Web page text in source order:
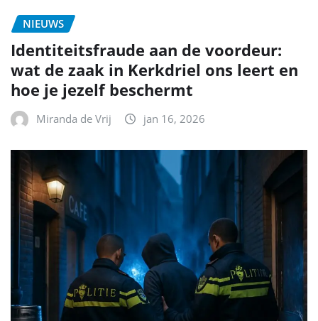
NIEUWS
Identiteitsfraude aan de voordeur:
wat de zaak in Kerkdriel ons leert en
hoe je jezelf beschermt
Miranda de Vrij jan 16, 2026